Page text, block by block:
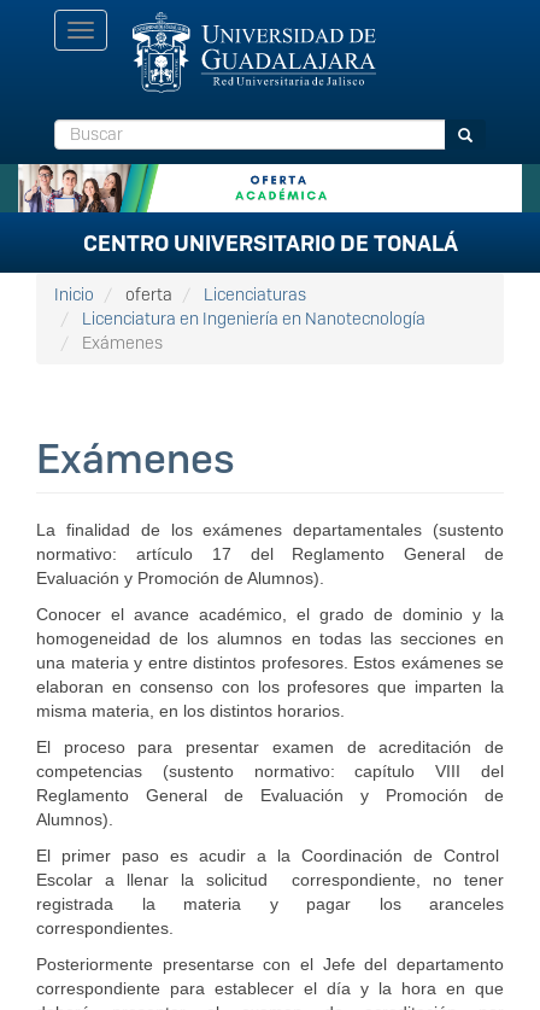
Toggle
navigation
Buscar Buscar
CENTRO UNIVERSITARIO DE TONALÁ
Inicio oferta
Licenciaturas
Licenciatura en Ingeniería en Nanotecnología
Exámenes
Exámenes
La finalidad de los exámenes departamentales (sustento
normativo: artículo 17 del Reglamento General de
Evaluación y Promoción de Alumnos).
Conocer el avance académico, el grado de dominio y la
homogeneidad de los alumnos en todas las secciones en
una materia y entre distintos profesores. Estos exámenes se
elaboran en consenso con los profesores que imparten la
misma materia, en los distintos horarios.
El proceso para presentar examen de acreditación de
competencias (sustento normativo: capítulo VIII del
Reglamento General de Evaluación y Promoción de
Alumnos).
El primer paso es acudir a la Coordinación de Control
Escolar a llenar la solicitud correspondiente, no tener
registrada la materia y pagar los aranceles
correspondientes.
Posteriormente presentarse con el Jefe del departamento
correspondiente para establecer el día y la hora en que